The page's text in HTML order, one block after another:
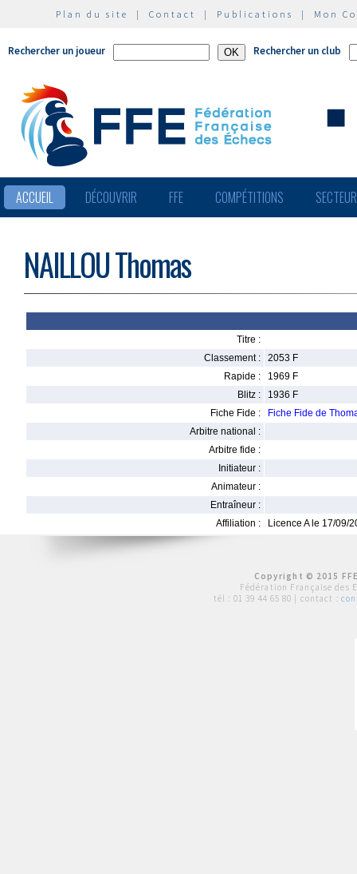
Plan du site | Contact | Publications | Mon
Rechercher un joueur Rechercher un club
ACCUEIL DÉCOUVRIR FFE COMPÉTITIONS
NAILLOU Thomas
Titre :
Classement :
2053 F
Rapide :
1969 F
Blitz :
1936 F
Fiche Fide :
Fiche Fide de
Arbitre national :
Arbitre fide :
Initiateur :
Animateur :
Entraîneur :
Affiliation :
Licence A le 17/09/
Copyright © 2015
Fédération Française des
tél : 01 39 44 65 80 | contact :